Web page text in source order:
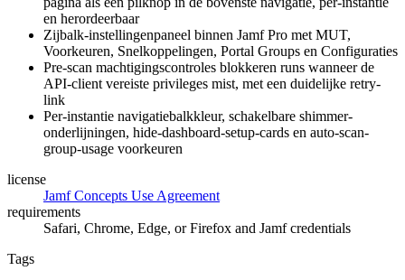
en herordeerbaar
Zijbalk-instellingenpaneel binnen Jamf Pro met MUT,
Voorkeuren, Snelkoppelingen, Portal Groups en Configuraties
Pre-scan machtigingscontroles blokkeren runs wanneer de
API-client vereiste privileges mist, met een duidelijke retry-
link
Per-instantie navigatiebalkkleur, schakelbare shimmer-
onderlijningen, hide-dashboard-setup-cards en auto-scan-
group-usage voorkeuren
license
Jamf Concepts Use Agreement
requirements
Safari, Chrome, Edge, or Firefox and Jamf credentials
Tags